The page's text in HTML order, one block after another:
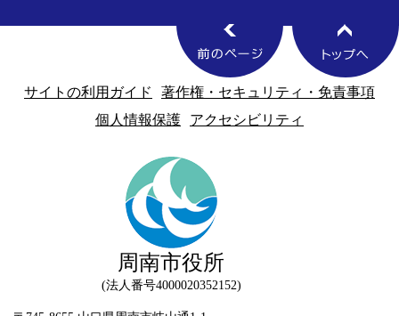
サイトの利用ガイド
著作権・セキュリティ・免責事項
個人情報保護
アクセシビリティ
周南市役所
法人番号4000020352152